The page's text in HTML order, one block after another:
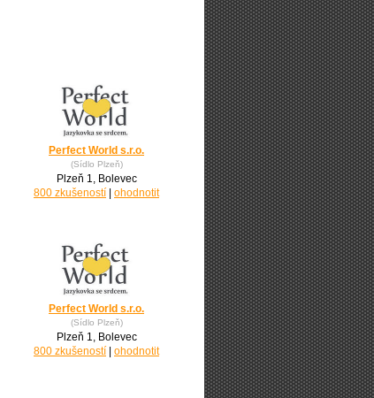
Perfect World s.r.o.
(Sídlo Plzeň)
Plzeň 1, Bolevec
800 zkušeností
ohodnotit
Perfect World s.r.o.
(Sídlo Plzeň)
Plzeň 1, Bolevec
800 zkušeností
ohodnotit